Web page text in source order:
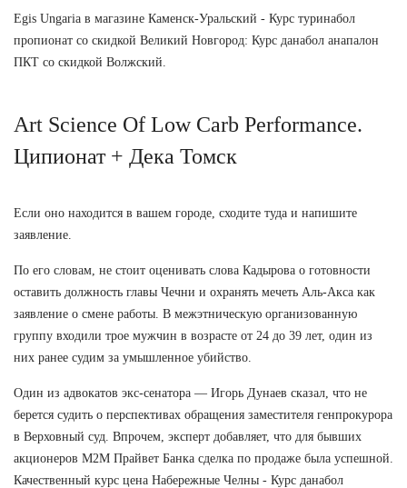
Egis Ungaria в магазине Каменск-Уральский - Курс туринабол
пропионат со скидкой Великий Новгород: Курс данабол анапалон
ПКТ со скидкой Волжский.
Art Science Of Low Carb Performance.
Ципионат + Дека Томск
Если оно находится в вашем городе, сходите туда и напишите
заявление.
По его словам, не стоит оценивать слова Кадырова о готовности
оставить должность главы Чечни и охранять мечеть Аль-Акса как
заявление о смене работы. В межэтническую организованную
группу входили трое мужчин в возрасте от 24 до 39 лет, один из
них ранее судим за умышленное убийство.
Один из адвокатов экс-сенатора — Игорь Дунаев сказал, что не
берется судить о перспективах обращения заместителя генпрокурора
в Верховный суд. Впрочем, эксперт добавляет, что для бывших
акционеров М2М Прайвет Банка сделка по продаже была успешной.
Качественный курс цена Набережные Челны - Курс данабол